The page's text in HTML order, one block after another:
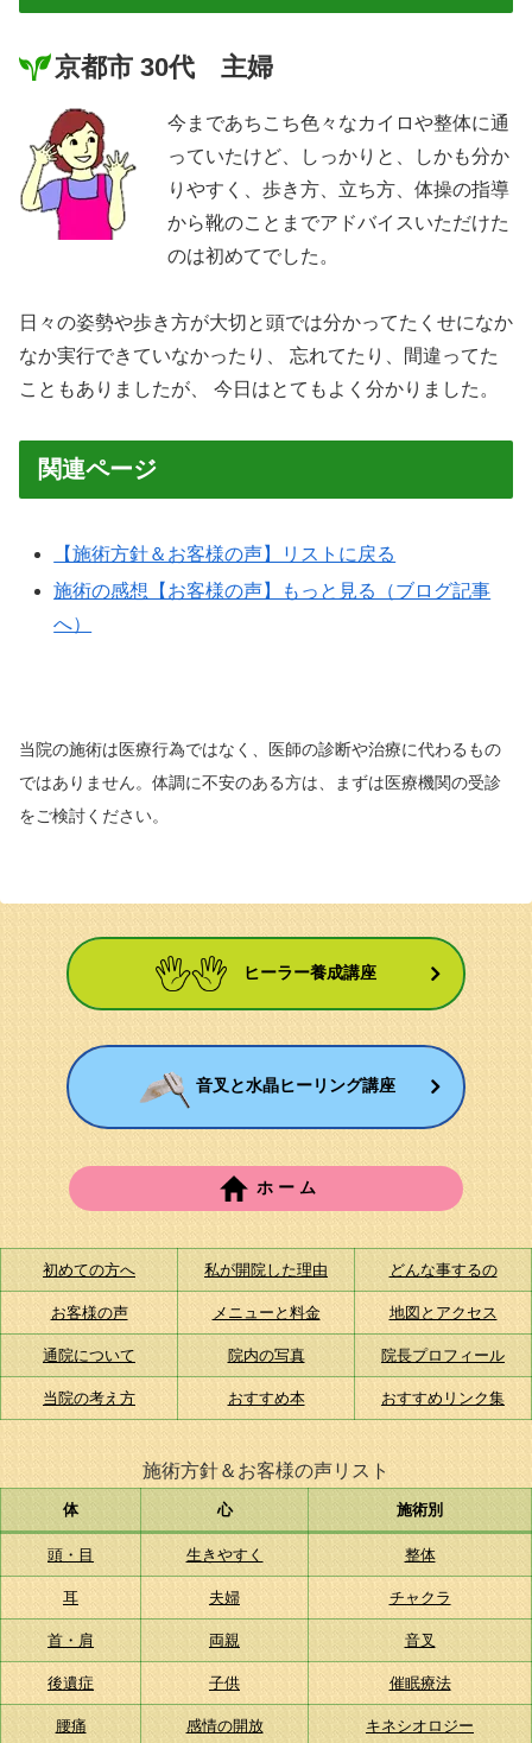
京都市 30代 主婦
今まであちこち色々なカイロや整体に通
っていたけど、
しっかりと、しかも分か
りやすく、歩き方、立ち方、体操の指導
から靴のことまでアドバイスいただけた
のは初めてでした。
日々の姿勢や歩き方が大切と頭では分かってたくせになか
なか実行できていなかったり、 忘れてたり、間違ってた
こともありましたが、 今日はとてもよく分かりました。
関連ページ
【施術方針＆お客様の声】リストに戻る
施術の感想【お客様の声】もっと見る（ブログ記事
へ）
当院の施術は医療行為ではなく、医師の診断や治療に代わるもの
ではありません。体調に不安のある方は、まずは医療機関の受診
をご検討ください。
ヒーラー養成講座
音叉と水晶ヒーリング講座
ホ ー ム
初めての方へ 私が開院した理由 どんな事するの
お客様の声 メニューと料金 地図とアクセス
通院について 院内の写真 院長プロフィール
当院の考え方 おすすめ本 おすすめリンク集
施術方針＆お客様の声リスト
体 心 施術別
頭・目 生きやすく 整体
耳 夫婦 チャクラ
首・肩 両親 音叉
後遺症 子供 催眠療法
腰痛 感情の開放 キネシオロジー